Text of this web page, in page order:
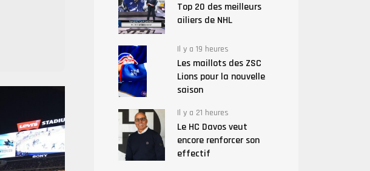
Top 20 des meilleurs
ailiers de NHL
Il y a 19 heures
Les maillots des ZSC
Lions pour la nouvelle
saison
Il y a 21 heures
Le HC Davos veut
encore renforcer son
effectif